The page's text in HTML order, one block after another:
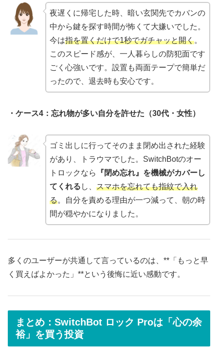
夜遅くに帰宅した時、暗い玄関先でカバンの
中から鍵を探す時間が怖くて大嫌いでした。
今は指を置くだけで1秒でガチャッと開く。
このスピード感が、一人暮らしの防犯面です
ごく心強いです。設置も両面テープで簡単だ
ったので、退去時も安心です。
・ケース4：忘れ物が多い自分を許せた（30代・女性）
ゴミ出しに行ってそのまま閉め出された経験
があり、トラウマでした。SwitchBotのオー
トロックなら 『閉め忘れ』を機械がカバーし
てくれる し、 スマホを忘れても指紋で入れ
る。自分を責める理由が一つ減って、朝の時
間が穏やかになりました。
多くのユーザーが共通して言っているのは、**「もっと早
く買えばよかった」**という後悔に近い感動です。
まとめ：SwitchBot ロック Proは「心の余
裕」を買う投資